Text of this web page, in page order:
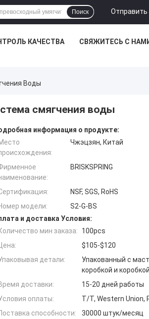
Отправить
Поиск
КАЧЕСТВА СВЯЖИТЕСЬ С
Воды
смягчения воды
информация о продукте:
Чжэцзян, Китай
BRISKSPRING
NSF, SGS, RoHS
модели:
S2-G-BS
и доставка Условия:
мин заказа:
100pcs
$105-$120
детали:
Упакованный с
коробкой и коробкой
доставки:
15-20 дней работы
оплаты:
T/T, Western Union,
способности:
30000 штук/месяц